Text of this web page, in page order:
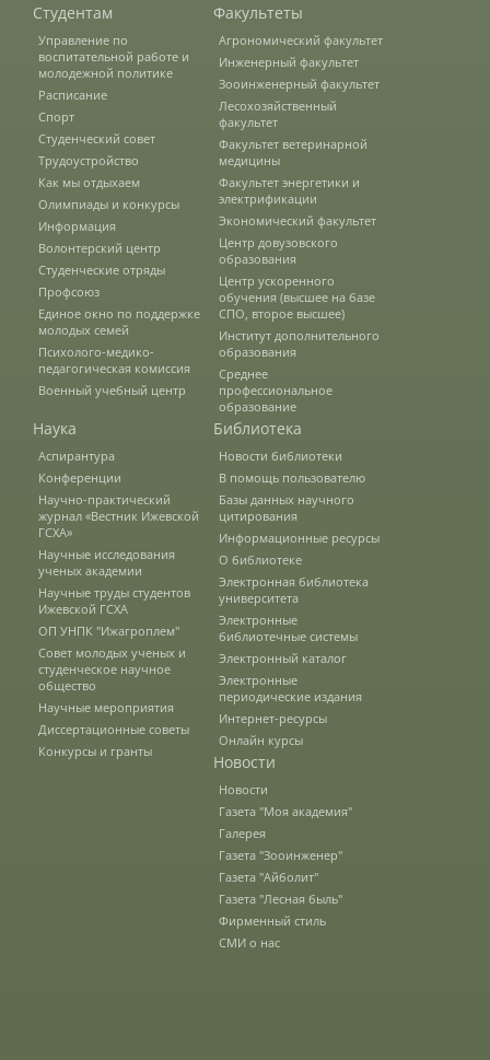
Наши услуги
Международная деятельность
Организации-партнеры
Договоры о сотрудничестве
Зарубежные стажировки
Иностранным студентам
Документы
Зарубежные стипендиальные
программы
Сотрудники
Попечительский совет
Гордость университета
Студентам
Управление по
воспитательной работе и
молодежной политике
Расписание
Спорт
Студенческий совет
Трудоустройство
Как мы отдыхаем
Олимпиады и конкурсы
Информация
Волонтерский центр
Студенческие отряды
Профсоюз
Единое окно по поддержке
молодых семей
Психолого-медико-
педагогическая комиссия
Военный учебный центр
Факультеты
Агрономический факультет
Инженерный факультет
Зооинженерный факультет
Лесохозяйственный
факультет
Факультет ветеринарной
медицины
Факультет энергетики и
электрификации
Экономический факультет
Центр довузовского
образования
Центр ускоренного
обучения (высшее на базе
СПО, второе высшее)
Институт дополнительного
образования
Среднее
профессиональное
образование
Наука
Аспирантура
Конференции
Научно-практический
журнал «Вестник Ижевской
ГСХА»
Научные исследования
ученых академии
Научные труды студентов
Ижевской ГСХА
ОП УНПК "Ижагроплем"
Совет молодых ученых и
студенческое научное
общество
Научные мероприятия
Диссертационные советы
Конкурсы и гранты
Библиотека
Новости библиотеки
В помощь пользователю
Базы данных научного
цитирования
Информационные ресурсы
О библиотеке
Электронная библиотека
университета
Электронные
библиотечные системы
Электронный каталог
Электронные
периодические издания
Интернет-ресурсы
Онлайн курсы
Новости
Новости
Газета "Моя академия"
Галерея
Газета "Зооинженер"
Газета "Айболит"
Газета "Лесная быль"
Фирменный стиль
СМИ о нас